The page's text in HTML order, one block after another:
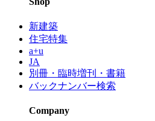
新建築
住宅特集
a+u
JA
別冊・臨時増刊・書籍
バックナンバー検索
Company